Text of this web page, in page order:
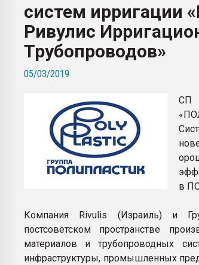
Armaloy PC/ABS-1IM черный цвет
ПЕРЕЙТИ НА ФОРУМ
систем
Ривулис
Трубопроводов»
05/03/2019
СП
в
Компания Rivulis (Израиль) и
постсоветском пространстве
материалов и трубопроводных
инфраструктуры, промышленных